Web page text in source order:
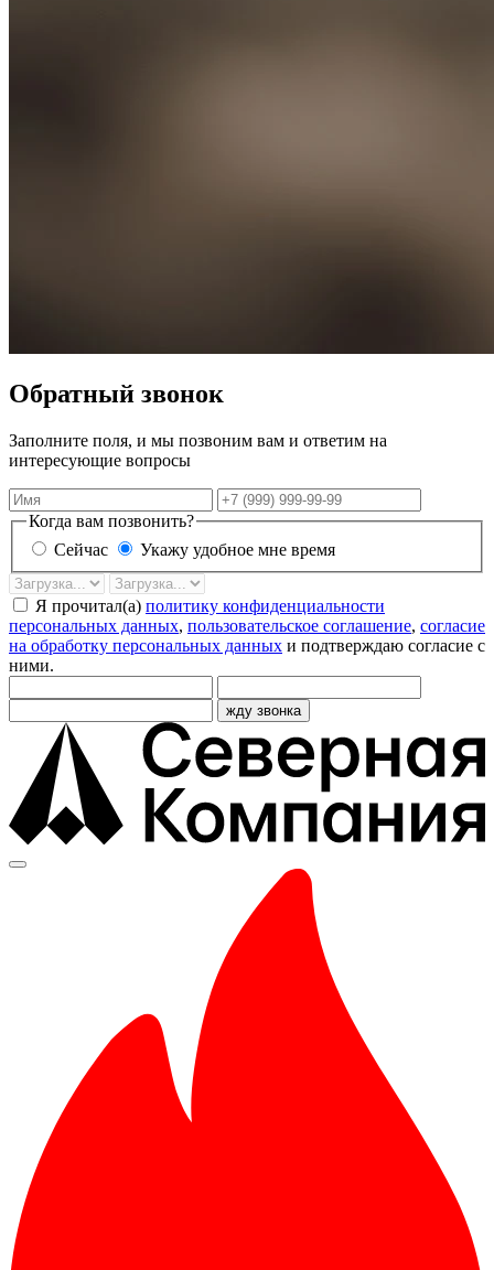
Обратный звонок
Заполните поля, и мы позвоним вам и ответим на
интересующие вопросы
Имя
Телефон
Когда вам позвонить?
Сейчас
Укажу удобное мне время
Дата
звонка
Время
Я прочитал(а) политику конфиденциальности
персональных данных, пользовательское соглашение, согласие
на обработку персональных данных и подтверждаю согласие с
ними.
жду звонка